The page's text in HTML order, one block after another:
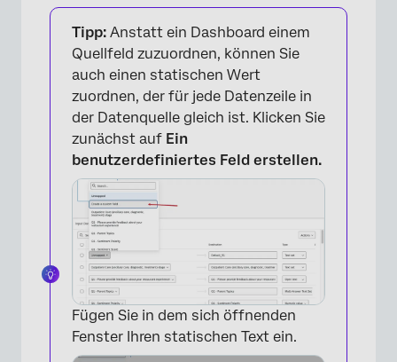
×
Tipp: Anstatt ein Dashboard einem
Quellfeld zuzuordnen, können Sie
auch einen statischen Wert
zuordnen, der für jede Datenzeile in
der Datenquelle gleich ist. Klicken Sie
zunächst auf Ein
benutzerdefiniertes Feld erstellen.
Fügen Sie in dem sich öffnenden
Fenster Ihren statischen Text ein.